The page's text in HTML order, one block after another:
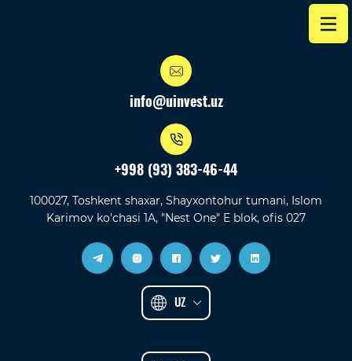
+998 (93) 383-46-44
100027, Toshkent shaxar, Shayxontohur tumani, Islom
Karimov ko'chasi 1A, "Nest One" E blok, ofis 027
info@uinvest.uz
UZ